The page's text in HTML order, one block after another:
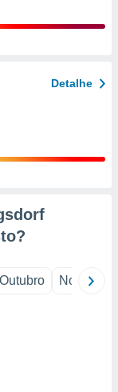
Detalhe
?
Outubro Novembro